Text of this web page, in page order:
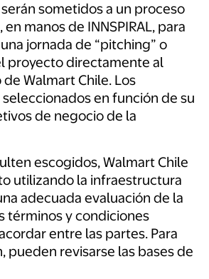
sometidos a un proceso
manos de INNSPIRAL, para
jornada de “pitching” o
proyecto directamente al
Walmart Chile. Los
en función de su
de negocio de la
escogidos, Walmart Chile
utilizando la infraestructura
adecuada evaluación de la
términos y condiciones
entre las partes. Para
pueden revisarse las bases de